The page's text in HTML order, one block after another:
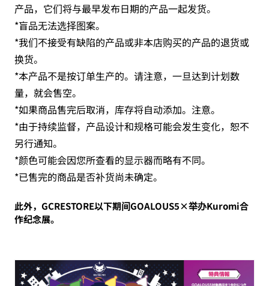
产品，它们将与最早发布日期的产品一起发货。
*盲品无法选择图案。
*我们不接受有缺陷的产品或非本店购买的产品的退货或
换货。
*本产品不是按订单生产的。请注意，一旦达到计划数
量，就会售空。
*如果商品售完后取消，库存将自动添加。注意。
*由于持续监督，产品设计和规格可能会发生变化，恕不
另行通知。
*颜色可能会因您所查看的显示器而略有不同。
*已售完的商品是否补货尚未确定。
此外，GCRESTORE以下期间GOALOUS5×举办Kuromi合
作纪念展。